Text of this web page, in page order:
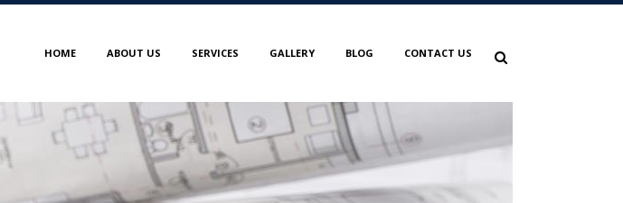
HOME ABOUT US SERVICES GALLERY BLOG CONTACT US